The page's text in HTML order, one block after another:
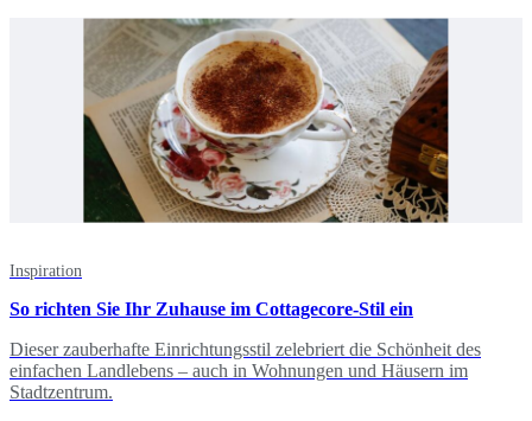
Inspiration
So richten Sie Ihr Zuhause im Cottagecore-Stil ein
Dieser zauberhafte Einrichtungsstil zelebriert die Schönheit des
einfachen Landlebens – auch in Wohnungen und Häusern im
Stadtzentrum.